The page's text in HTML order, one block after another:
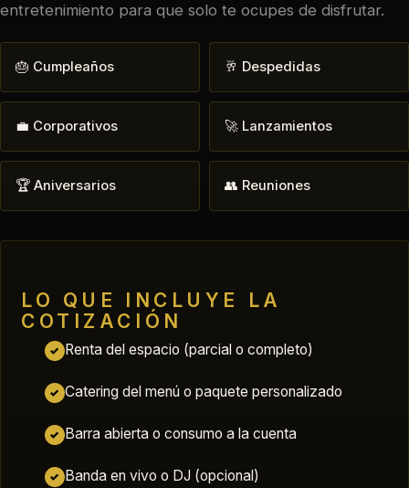
entretenimiento para que solo te ocupes de disfrutar.
🎂 Cumpleaños 🥂 Despedidas
💼 Corporativos 🚀 Lanzamientos
🏆 Aniversarios 👥 Reuniones
LO QUE INCLUYE LA
COTIZACIÓN
✓ Renta del espacio (parcial o completo)
✓ Catering del menú o paquete personalizado
✓ Barra abierta o consumo a la cuenta
✓ Banda en vivo o DJ (opcional)